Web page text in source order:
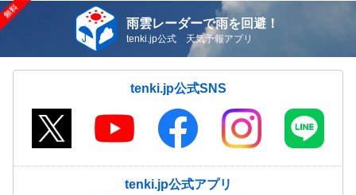
雨雲レーダーで雨を回避！
tenki.jp公式 天気予報アプリ
tenki.jp公式SNS
tenki.jp公式アプリ